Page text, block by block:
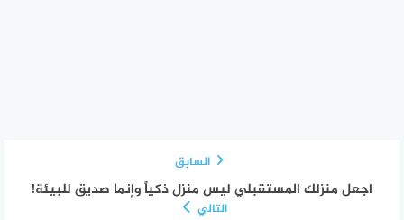
السابق
اجعل منزلك المستقبلي ليس منزل ذكياً وإنما صديق للبيئة!
التالي